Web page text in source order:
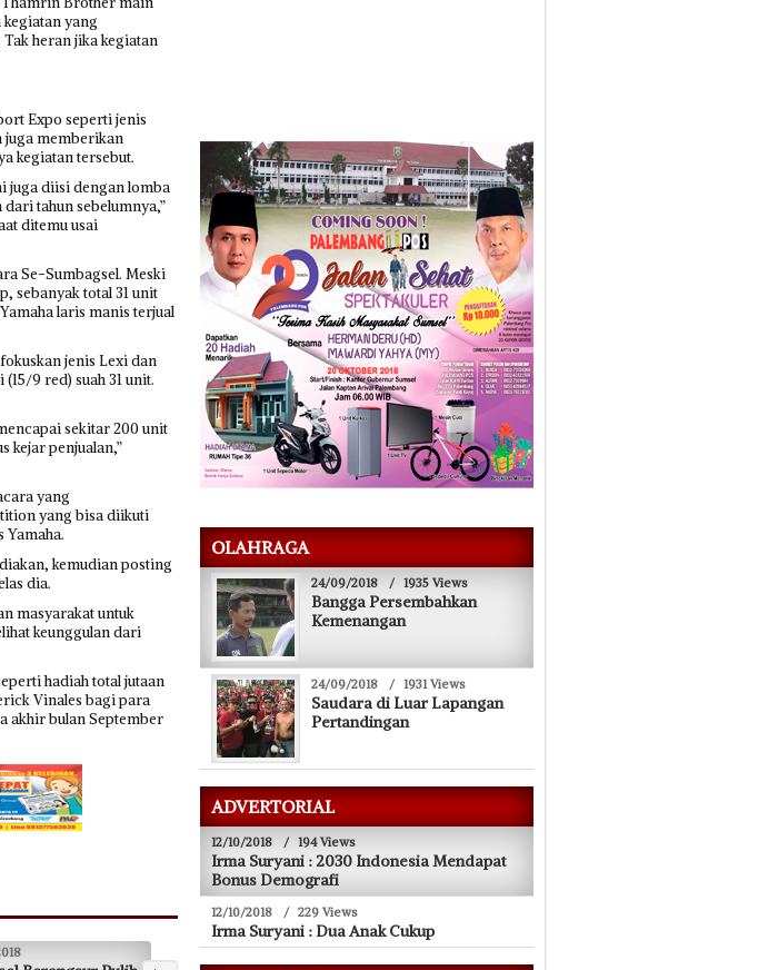
yang
heran jika kegiatan
Expo seperti jenis
juga memberikan
kegiatan tersebut.
juga diisi dengan lomba
tahun sebelumnya,”
ditemu usai
Se-Sumbagsel. Meski
sebanyak total 31 unit
laris manis terjual
jenis Lexi dan
9 red) suah 31 unit.
sekitar 200 unit
kejar penjualan,”
yang
yang bisa diikuti
kemudian posting
dia.
masyarakat untuk
keunggulan dari
hadiah total jutaan
Vinales bagi para
akhir bulan September
24/09/2018 24/09/2018
OLAHRAGA
24/09/2018 / 1935 Views
Bangga Persembahkan
Kemenangan
24/09/2018 / 1931 Views
Saudara di Luar Lapangan
Pertandingan
ADVERTORIAL
12/10/2018 / 194 Views
Irma Suryani : 2030 Indonesia Mendapat
Bonus Demografi
12/10/2018 / 229 Views
Irma Suryani : Dua Anak Cukup